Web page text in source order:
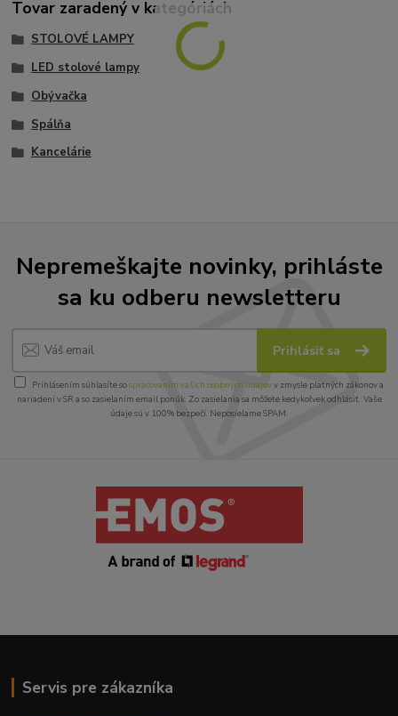
Tovar zaradený v kategóriách
STOLOVÉ LAMPY
LED stolové lampy
Obývačka
Spálňa
Kancelárie
Nepremeškajte novinky, prihláste
sa ku odberu newsletteru
Prihlásiť sa
Prihlásením súhlasíte sospracovaním vašich osobných údajovv zmysle platných zákonov a
nariadení v SR a so zasielaním email ponúk. Zo zasielania sa môžete kedykoľvek odhlásiť. Vaše
údaje sú v 100% bezpečí. Neposielame SPAM.
Servis pre zákazníka